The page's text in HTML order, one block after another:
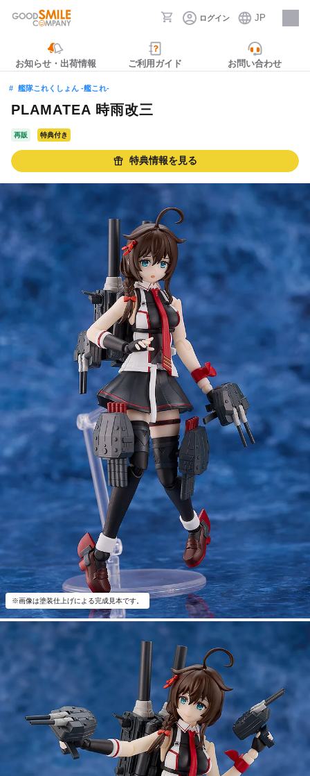
ログイン JP
採用情報
お知らせ・出荷情報 ご利用ガイド お問い合わせ
艦隊これくしょん ‐艦これ‐
PLAMATEA 時雨改三
再販 特典付き
特典情報を見る
※画像は塗装仕上げによる完成見本です。